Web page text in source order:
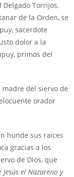
Torrijos,
de la Orden, se
sacerdote
dolor a la
primos del
del siervo de
orador
hunde sus raíces
gracias a los
de Dios, que
el Nazareno y